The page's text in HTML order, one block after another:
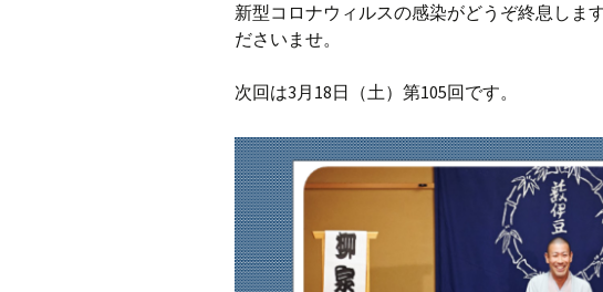
新型コロナウィルスの感染がどうぞ終息しま
ださいませ。
次回は3月18日（土）第105回です。